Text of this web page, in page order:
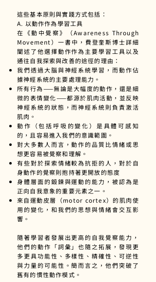
這些基本原則與實踐方式包括：
A. 以動作作為學習工具
在《動中覺察》（Awareness Through
Movement）一書中，費登奎斯博士詳細
闡述了他選擇動作作為主要學習工具以及
通往自我探索與改善的途徑的理由：
我們透過大腦與神經系統學習，而動作佔
據神經系統的主要處理能力。
所有行為——無論是大幅度的動作，還是細
微的表情變化——都源於肌肉活動，並反映
神經系統的狀態，而神經系統則負責激活
肌肉。
動作（包括呼吸的變化）是具體可感知
的，且容易進入我們的意識範圍。
對大多數人而言，動作的品質比情緒或思
想更容易被覺察和理解。
有些對於探索情緒較為抗拒的人，對於自
身動作的覺察則抱持著更開放的態度
身體層面的鍛鍊與運動的能力，被認為是
正向自我意象的重要元素之一。
來自運動皮層（motor cortex）的肌肉使
用的變化，和我們的思想與情緒會交互影
響。
隨著學習者發展出更高的自我覺察能力，
他們的動作「詞彙」也隨之拓展，發現更
多更具功能性、多樣性、精確性、可逆性
與力量的可能性。簡而言之，他們突破了
舊有的慣性動作模式。